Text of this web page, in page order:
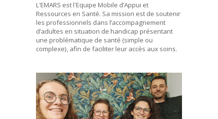
L’EMARS est l'Equipe Mobile d’Appui et
Ressources en Santé. Sa mission est de soutenir
les professionnels dans l’accompagnement
d’adultes en situation de handicap présentant
une problématique de santé (simple ou
complexe), afin de faciliter leur accès aux soins.